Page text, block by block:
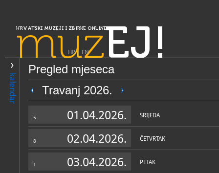
HRVATSKI MUZEJI I ZBIRKE ONLINE
muzEJ!
HR| EN
kalendar
Pregled mjeseca
Travanj 2026.
5 01.04.2026. SRIJEDA
8 02.04.2026. ČETVRTAK
1 03.04.2026. PETAK
PRETRAŽIVANJE
Slavonija, Baranja i Srijem
Galerija umjetnina grada
Broda